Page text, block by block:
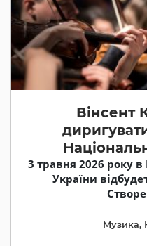
Вінсент
3 травня 2026 року в
України
Музика,